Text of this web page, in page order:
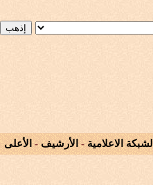
الشبكة الاعلامية - الأرشيف - الأعلى